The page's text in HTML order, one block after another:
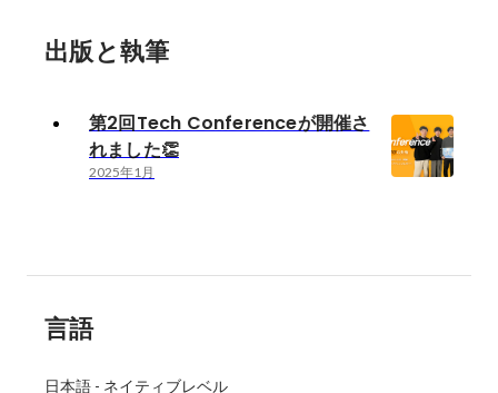
出版と執筆
第2回Tech Conferenceが開催さ
れました👏
2025年1月
言語
日本語 - ネイティブレベル